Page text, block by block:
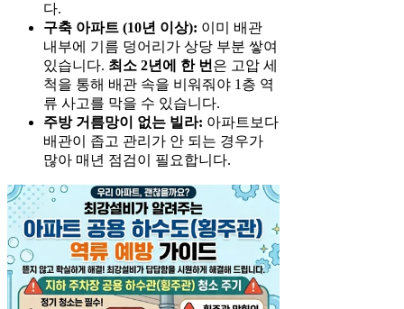
다.
구축 아파트 (10년 이상): 이미 배관
내부에 기름 덩어리가 상당 부분 쌓여
있습니다. 최소 2년에 한 번 은 고압 세
척을 통해 배관 속을 비워줘야 1층 역
류 사고를 막을 수 있습니다.
주방 거름망이 없는 빌라: 아파트보다
배관이 좁고 관리가 안 되는 경우가
많아 매년 점검이 필요합니다.